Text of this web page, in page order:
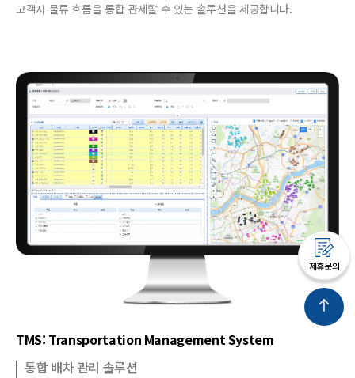
제휴문의
고객사 물류 흐름을 통합 관제할 수 있는 솔루션을 제공합니다.
TMS: Transportation Management System
통합 배차 관리 솔루션